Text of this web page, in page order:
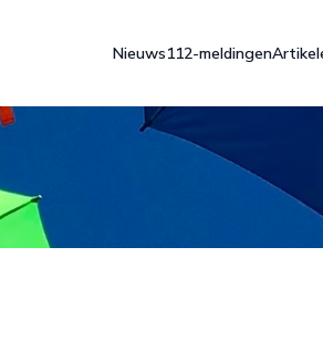
Nieuws112-meldingen